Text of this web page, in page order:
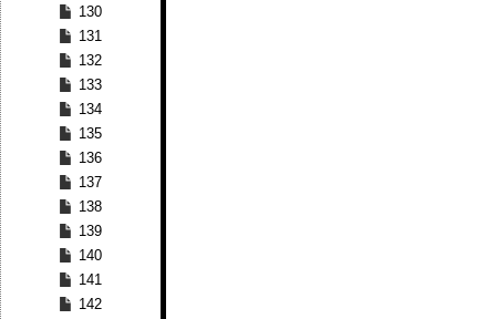
130
131
132
133
134
135
136
137
138
139
140
141
142